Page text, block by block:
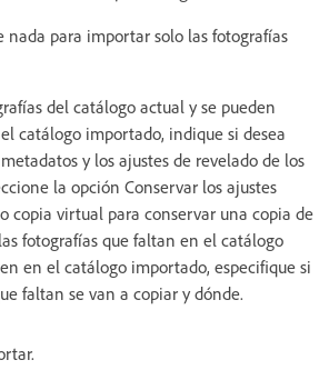
nada para importar solo las fotografías
del catálogo actual y se pueden
catálogo importado, indique si desea
y los ajustes de revelado de los
la opción Conservar los ajustes
copia virtual para conservar una copia de
fotografías que faltan en el catálogo
en el catálogo importado, especifique si
faltan se van a copiar y dónde.